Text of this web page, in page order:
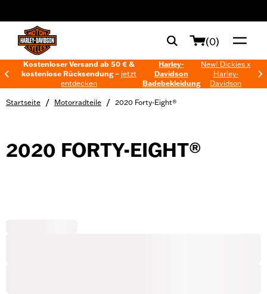
(0)
Kostenloser Versand ab 50 € &
kostenlose Rücksendung – jetzt
entdecken
Harley-
Davidson
Badebekleidung
New! Dickies x
Harley-
Davidson
Startseite / Motorradteile / 2020 Forty-Eight®
2020 FORTY-EIGHT®